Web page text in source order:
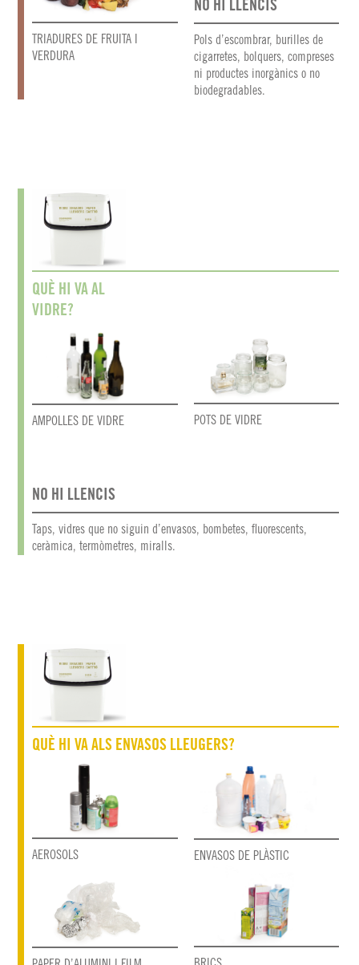
TRIADURES DE FRUITA I
VERDURA
NO HI LLENCIS
Pols d’escombrar, burilles de
cigarretes, bolquers, compreses
ni productes inorgànics o no
biodegradables.
QUÈ HI VA AL
VIDRE?
AMPOLLES DE VIDRE POTS DE VIDRE
NO HI LLENCIS
Taps, vidres que no siguin d’envasos, bombetes, fluorescents,
ceràmica, termòmetres, miralls.
QUÈ HI VA ALS ENVASOS LLEUGERS?
AEROSOLS ENVASOS DE PLÀSTIC